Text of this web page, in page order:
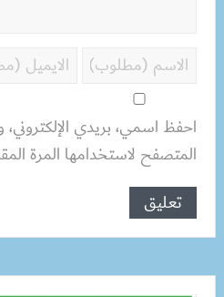
احفظ اسمي، بريدي الإلكتروني،
المتصفح لاستخدامها المرة